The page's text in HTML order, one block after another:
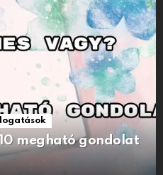
megható gondolat